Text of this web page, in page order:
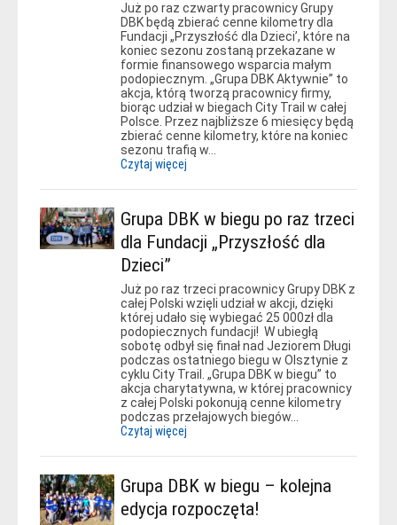
Już po raz czwarty pracownicy Grupy
DBK będą zbierać cenne kilometry dla
Fundacji „Przyszłość dla Dzieci’, które na
koniec sezonu zostaną przekazane w
formie finansowego wsparcia małym
podopiecznym. „Grupa DBK Aktywnie” to
akcja, którą tworzą pracownicy firmy,
biorąc udział w biegach City Trail w całej
Polsce. Przez najbliższe 6 miesięcy będą
zbierać cenne kilometry, które na koniec
sezonu trafią w…
Czytaj więcej
Grupa DBK w biegu po raz trzeci
dla Fundacji „Przyszłość dla
Dzieci”
Już po raz trzeci pracownicy Grupy DBK z
całej Polski wzięli udział w akcji, dzięki
której udało się wybiegać 25 000zł dla
podopiecznych fundacji! W ubiegłą
sobotę odbył się finał nad Jeziorem Długi
podczas ostatniego biegu w Olsztynie z
cyklu City Trail. „Grupa DBK w biegu” to
akcja charytatywna, w której pracownicy
z całej Polski pokonują cenne kilometry
podczas przełajowych biegów…
Czytaj więcej
Grupa DBK w biegu – kolejna
edycja rozpoczęta!